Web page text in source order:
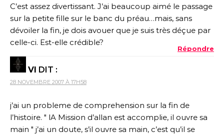
C’est assez divertissant. J’ai beaucoup aimé le passage
sur la petite fille sur le banc du préau…mais, sans
dévoiler la fin, je dois avouer que je suis très déçue par
celle-ci. Est-elle crédible?
Répondre
VI DIT :
28 NOVEMBRE 2007 À 17H58
j’ai un probleme de comprehension sur la fin de
l’histoire. " lA Mission d’allan est accomplie, il ouvre sa
main " j’ai un doute, s’il ouvre sa main, c’est qu’il se